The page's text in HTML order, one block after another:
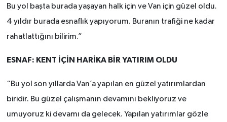
Bu yol başta burada yaşayan halk için ve Van için güzel oldu.
4 yıldır burada esnaflık yapıyorum. Buranın trafiği ne kadar
rahatlattığını bilirim.”
ESNAF: KENT İÇİN HARİKA BİR YATIRIM OLDU
“Bu yol son yıllarda Van’a yapılan en güzel yatırımlardan
biridir. Bu güzel çalışmanın devamını bekliyoruz ve
umuyoruz ki devamı da gelecek. Yapılan yatırımlar gözle